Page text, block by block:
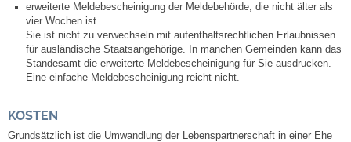
Ortsrecht
Schadensmeldungen
Gemeinderat
erweiterte Meldebescheinigung der Meldebehörde, die nicht älter als
vier Wochen ist.
Sie ist nicht zu verwechseln mit aufenthaltsrechtlichen Erlaubnissen
für ausländische Staatsangehörige. In manchen Gemeinden kann das
Standesamt die erweiterte Meldebescheinigung für Sie ausdrucken.
Eine einfache Meldebescheinigung reicht nicht.
KOSTEN
Grundsätzlich ist die Umwandlung der Lebenspartnerschaft in einer Ehe